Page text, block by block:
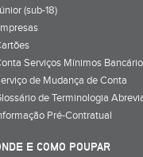
(sub-18)
Serviços Mínimos
de Mudança de Conta
de Terminologia
Pré-Contratual
E COMO POUPAR